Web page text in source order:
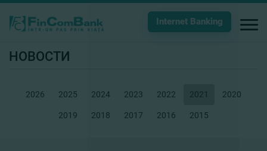
Internet Banking
НОВОСТИ
2026 2025 2024 2023 2022 2021 2020
2019 2018 2017 2016 2015